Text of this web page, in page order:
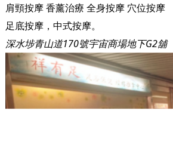
肩頸按摩香薰治療 全身按摩 穴位按摩
足底按摩，中式按摩。
深水埗青山道170號宇宙商場地下G2舖